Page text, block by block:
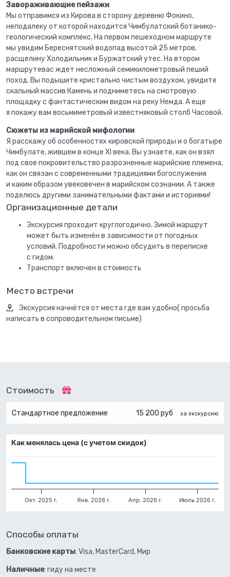
Завораживающие пейзажи
Мы отправимся из Кирова в сторону деревню Фокино,
неподалеку от которой находится Чимбулатский ботанико-
геологический комплекс. На первом пешеходном маршруте
мы увидим Береснятский водопад высотой 25 метров,
расщелину Холодильник и Буржатский утес. На втором
маршрутевас ждет несложный семикилометровый пеший
поход. Вы подышите кристально чистым воздухом, увидите
скальный массив Камень и подниметесь на смотровую
площадку с фантастическим видом на реку Немда. А еще
я покажу вам восьмиметровый известняковый столб Часовой.
Сюжеты из марийской мифологии
Я расскажу об особенностях кировской природы и о богатыре
Чимбулате, жившем в конце XI века. Вы узнаете, как он взял
под свое покровительство разрозненные марийские племена,
как он связан с современными традициями богослужения
и каким образом увековечен в марийском сознании. А также
поделюсь другими занимательными фактами и историями!
Организационные детали
Экскурсия проходит круглогодично. Зимой маршрут
может быть изменён в зависимости от погодных
условий. Подробности можно обсудить в переписке
с гидом.
Транспорт включен в стоимость
Место встречи
Экскурсия начнётся от места где вам удобно( просьба
написать в сопроводительном письме)
Стоимость
Стандартное предложение 15 200 руб за экскурсию
Как менялась цена (с учетом скидок)
Окт. 2025 г. Янв. 2026 г. Апр. 2026 г. Июль 2026 г.
Способы оплаты
Банковские карты: Visa, MasterCard, Мир
Наличные: гиду на месте